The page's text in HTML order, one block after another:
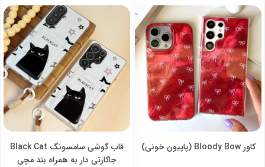
کاور Bloody Bow (پاپیون خونی)
قاب گوشی سامسونگ Black Cat
جاکارتی دار به همراه بند مچی